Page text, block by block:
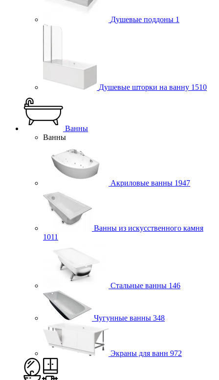
Душевые поддоны 1
Душевые шторки на ванну 1510
Ванны
Ванны
Акриловые ванны 1947
Ванны из искусственного камня
1011
Стальные ванны 146
Чугунные ванны 348
Экраны для ванн 972